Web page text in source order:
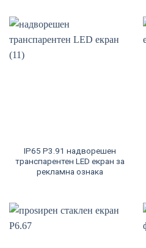
IP65 P3.91 надворешен
транспарентен LED екран за
рекламна ознака